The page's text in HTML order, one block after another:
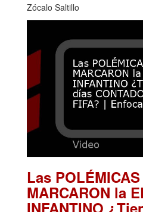
Zócalo Saltillo
Las
MARCARON la
INFANTINO